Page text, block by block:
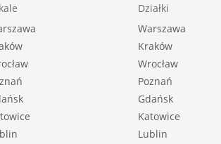
Działki
Warszawa
Kraków
Wrocław
Poznań
Gdańsk
Katowice
Lublin